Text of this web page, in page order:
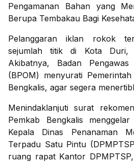
Pengamanan Bahan yang
Berupa Tembakau Bagi
Pelanggaran iklan rokok
sejumlah titik di Kota Duri,
Akibatnya, Badan
(BPOM) menyurati
Bengkalis, agar segera
Menindaklanjuti surat
Pemkab Bengkalis
Kepala Dinas Penanaman
Terpadu Satu Pintu
ruang rapat Kantor